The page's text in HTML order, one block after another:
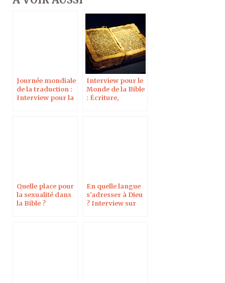
Journée mondiale
de la traduction :
Interview pour la
Interview pour le
Monde de la Bible
: Écriture,
Quelle place pour
la sexualité dans
la Bible ?
En quelle langue
s’adresser à Dieu
? Interview sur